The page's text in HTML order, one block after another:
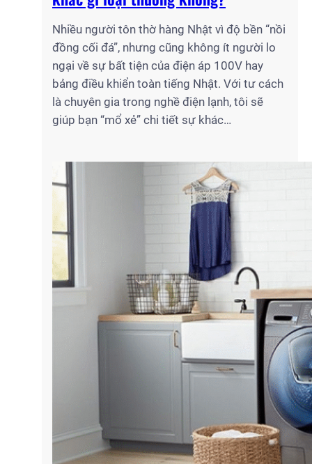
Nhiều người tôn thờ hàng Nhật vì độ bền “nồi
đồng cối đá”, nhưng cũng không ít người lo
ngại về sự bất tiện của điện áp 100V hay
bảng điều khiển toàn tiếng Nhật. Với tư cách
là chuyên gia trong nghề điện lạnh, tôi sẽ
giúp bạn “mổ xẻ” chi tiết sự khác…